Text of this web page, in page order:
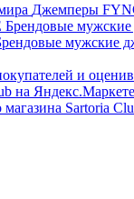
Джемперы
Брендовые
мужские